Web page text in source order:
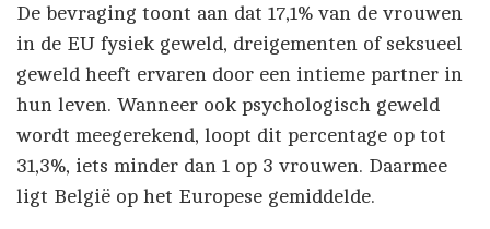
De bevraging toont aan dat 17,1% van de vrouwen
in de EU fysiek geweld, dreigementen of seksueel
geweld heeft ervaren door een intieme partner in
hun leven. Wanneer ook psychologisch geweld
wordt meegerekend, loopt dit percentage op tot
31,3%, iets minder dan 1 op 3 vrouwen. Daarmee
ligt België op het Europese gemiddelde.